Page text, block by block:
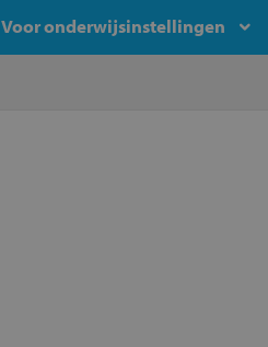
Voor onderwijsinstellingen